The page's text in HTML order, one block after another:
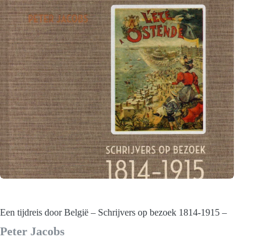
Een tijdreis door België – Schrijvers op bezoek 1814-1915 –
Peter Jacobs